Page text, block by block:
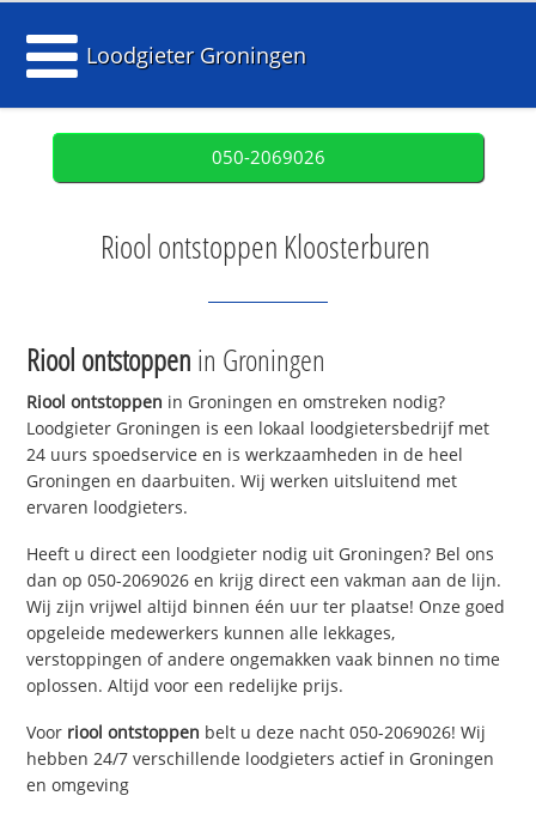
Loodgieter Groningen
050-2069026
Riool ontstoppen Kloosterburen
Riool ontstoppen in Groningen
Riool ontstoppen in Groningen en omstreken nodig?
Loodgieter Groningen is een lokaal loodgietersbedrijf met
24 uurs spoedservice en is werkzaamheden in de heel
Groningen en daarbuiten. Wij werken uitsluitend met
ervaren loodgieters.
Heeft u direct een loodgieter nodig uit Groningen? Bel ons
dan op 050-2069026 en krijg direct een vakman aan de lijn.
Wij zijn vrijwel altijd binnen één uur ter plaatse! Onze goed
opgeleide medewerkers kunnen alle lekkages,
verstoppingen of andere ongemakken vaak binnen no time
oplossen. Altijd voor een redelijke prijs.
Voor riool ontstoppen belt u deze nacht 050-2069026! Wij
hebben 24/7 verschillende loodgieters actief in Groningen
en omgeving